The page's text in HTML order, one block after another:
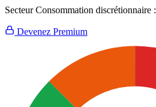
Secteur Consommation discrétionnaire :
Devenez Premium